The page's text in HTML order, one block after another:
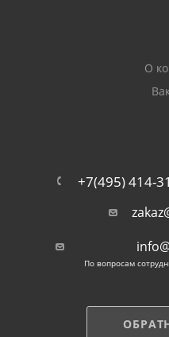
О
+7(495) 414-
По вопросам